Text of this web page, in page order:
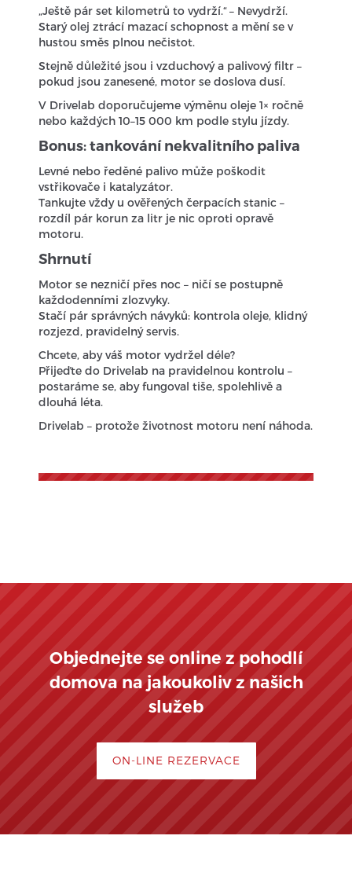
„Ještě pár set kilometrů to vydrží.“ – Nevydrží.
Starý olej ztrácí mazací schopnost a mění se v
hustou směs plnou nečistot.
Stejně důležité jsou i vzduchový a palivový filtr –
pokud jsou zanesené, motor se doslova dusí.
V Drivelab doporučujeme výměnu oleje 1× ročně
nebo každých 10–15 000 km podle stylu jízdy.
Bonus: tankování nekvalitního paliva
Levné nebo ředěné palivo může poškodit
vstřikovače i katalyzátor.
Tankujte vždy u ověřených čerpacích stanic –
rozdíl pár korun za litr je nic oproti opravě
motoru.
Shrnutí
Motor se nezničí přes noc – ničí se postupně
každodenními zlozvyky.
Stačí pár správných návyků: kontrola oleje, klidný
rozjezd, pravidelný servis.
Chcete, aby váš motor vydržel déle?
Přijeďte do Drivelab na pravidelnou kontrolu –
postaráme se, aby fungoval tiše, spolehlivě a
dlouhá léta.
Drivelab – protože životnost motoru není náhoda.
Objednejte se online z pohodlí
domova na jakoukoliv z našich
služeb
ON-LINE REZERVACE